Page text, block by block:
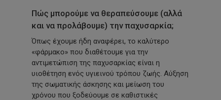
Πώς μπορούμε να θεραπεύσουμε (αλλά
και να προλάβουμε) την παχυσαρκία;
Όπως έχουμε ήδη αναφέρει, το καλύτερο
«φάρμακο» που διαθέτουμε για την
αντιμετώπιση της παχυσαρκίας είναι η
υιοθέτηση ενός υγιεινού τρόπου ζωής. Αύξηση
της σωματικής άσκησης και μείωση του
χρόνου που ξοδεύουμε σε καθιστικές